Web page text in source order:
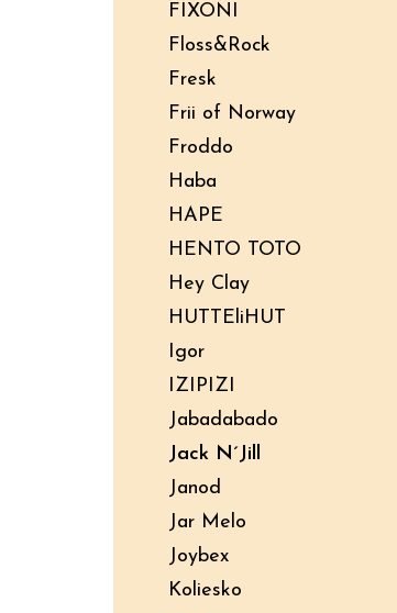
FIXONI
Floss&Rock
Fresk
Frii of Norway
Froddo
Haba
HAPE
HENTO TOTO
Hey Clay
HUTTEliHUT
Igor
IZIPIZI
Jabadabado
Jack N´Jill
Janod
Jar Melo
Joybex
Koliesko